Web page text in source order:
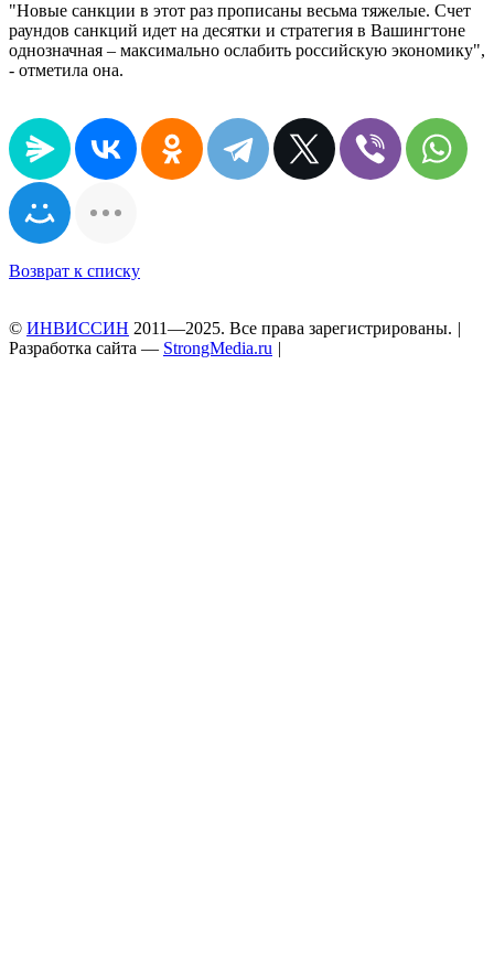
"Новые санкции в этот раз прописаны весьма тяжелые. Счет
раундов санкций идет на десятки и стратегия в Вашингтоне
однозначная – максимально ослабить российскую экономику",
- отметила она.
Возврат к списку
© ИНВИССИН 2011—2025. Все права зарегистрированы. |
Разработка сайта — StrongMedia.ru |